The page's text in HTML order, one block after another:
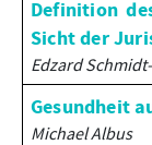
Definition
Sicht der
Edzard
Gesundheit
Michael Albus